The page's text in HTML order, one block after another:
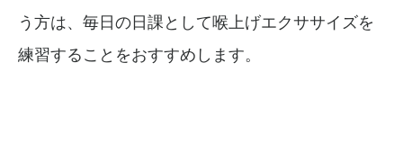
う方は、毎日の日課として喉上げエクササイズを
練習することをおすすめします。